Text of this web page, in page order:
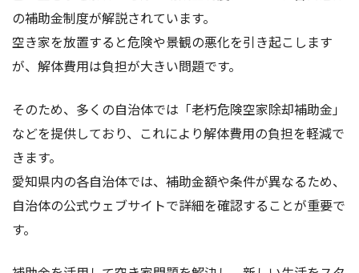
の補助金制度が解説されています。
空き家を放置すると危険や景観の悪化を引き起こします
が、解体費用は負担が大きい問題です。
そのため、多くの自治体では「老朽危険空家除却補助金」
などを提供しており、これにより解体費用の負担を軽減で
きます。
愛知県内の各自治体では、補助金額や条件が異なるため、
自治体の公式ウェブサイトで詳細を確認することが重要で
す。